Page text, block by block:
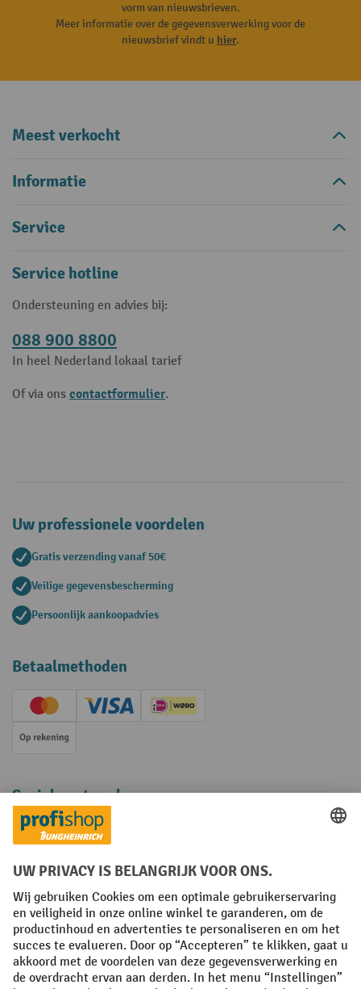
vorm van nieuwsbrieven.
Meer informatie over de gegevensverwerking voor de
nieuwsbrief vindt u hier.
Meest verkocht
Informatie
Service
Service hotline
Ondersteuning en advies bij:
088 900 8800
In heel Nederland lokaal tarief
Of via ons contactformulier.
Uw professionele voordelen
Gratis verzending vanaf 50€
Veilige gegevensbescherming
Persoonlijk aankoopadvies
Betaalmethoden
Creditcard (Master)Creditcard (Visa)iDEAL | Wero
Op rekening
Sociale netwerken
Facebook
YouTube
LinkedInInstagram
Algemene leveringsvoorwaarden Copyright
Privacyverklaring Privacy Instellingen
All prices excl. VAT plusshipping costs and possible delivery charges,